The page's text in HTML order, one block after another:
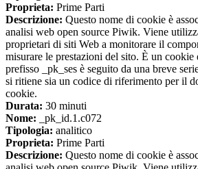
Proprieta: Prime Parti
Descrizione: Questo nome di cookie è
analisi web open source Piwik. Viene
proprietari di siti Web a monitorare il
misurare le prestazioni del sito. È un
prefisso _pk_ses è seguito da una breve
si ritiene sia un codice di riferimento per il
cookie.
Durata: 30 minuti
Nome: _pk_id.1.c072
Tipologia: analitico
Proprieta: Prime Parti
Descrizione: Questo nome di cookie è